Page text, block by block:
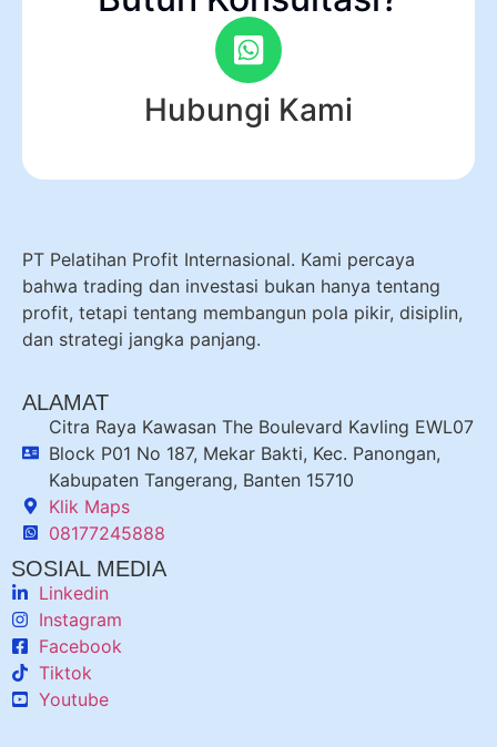
Hubungi Kami
PT Pelatihan Profit Internasional. Kami percaya
bahwa trading dan investasi bukan hanya tentang
profit, tetapi tentang membangun pola pikir, disiplin,
dan strategi jangka panjang.
ALAMAT
Citra Raya Kawasan The Boulevard Kavling EWL07
Block P01 No 187, Mekar Bakti, Kec. Panongan,
Kabupaten Tangerang, Banten 15710
Klik Maps
08177245888
SOSIAL MEDIA
Linkedin
Instagram
Facebook
Tiktok
Youtube